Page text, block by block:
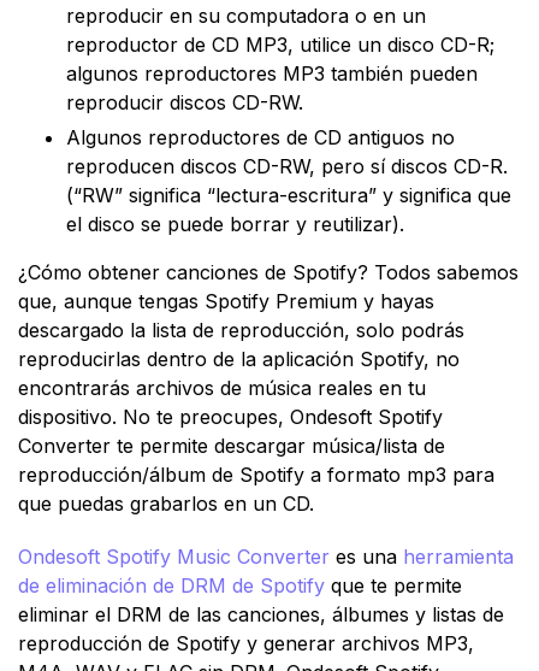
reproducir en su computadora o en un
reproductor de CD MP3, utilice un disco CD-R;
algunos reproductores MP3 también pueden
reproducir discos CD-RW.
Algunos reproductores de CD antiguos no
reproducen discos CD-RW, pero sí discos CD-R.
(“RW” significa “lectura-escritura” y significa que
el disco se puede borrar y reutilizar).
¿Cómo obtener canciones de Spotify? Todos sabemos
que, aunque tengas Spotify Premium y hayas
descargado la lista de reproducción, solo podrás
reproducirlas dentro de la aplicación Spotify, no
encontrarás archivos de música reales en tu
dispositivo. No te preocupes, Ondesoft Spotify
Converter te permite descargar música/lista de
reproducción/álbum de Spotify a formato mp3 para
que puedas grabarlos en un CD.
Ondesoft Spotify Music Converter es una herramienta
de eliminación de DRM de Spotify que te permite
eliminar el DRM de las canciones, álbumes y listas de
reproducción de Spotify y generar archivos MP3,